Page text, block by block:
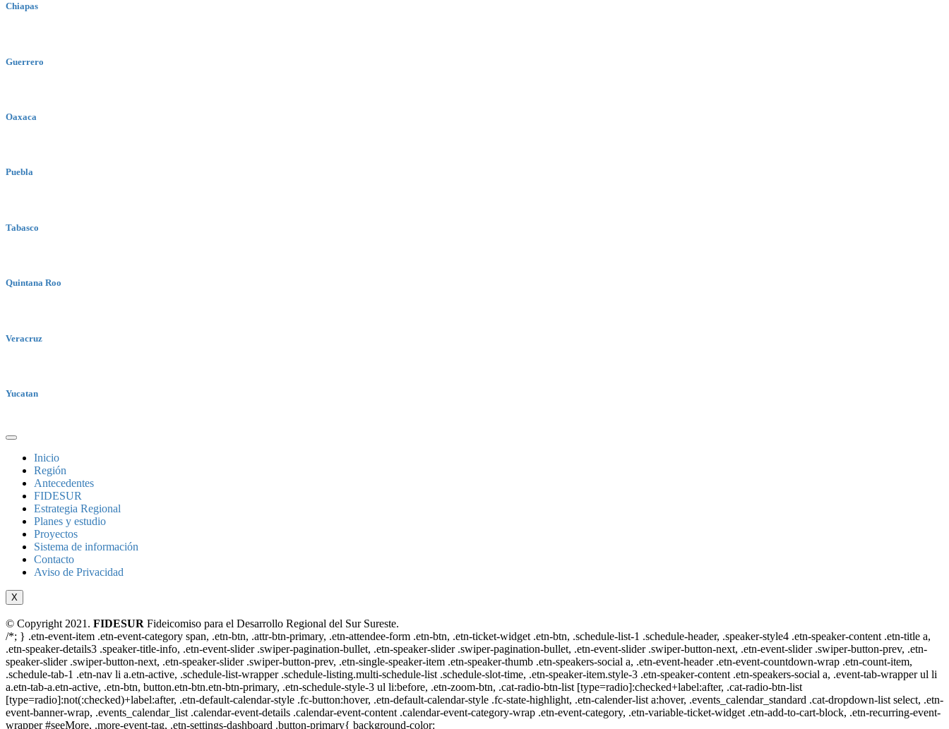
Chiapas
Guerrero
Oaxaca
Puebla
Tabasco
Quintana Roo
Veracruz
Yucatan
Inicio
Región
Antecedentes
FIDESUR
Estrategia Regional
Planes y estudio
Proyectos
Sistema de información
Contacto
Aviso de Privacidad
X
© Copyright 2021. FIDESUR Fideicomiso para el Desarrollo Regional del Sur Sureste.
/*; } .etn-event-item .etn-event-category span, .etn-btn, .attr-btn-primary, .etn-attendee-form .etn-btn, .etn-ticket-widget .etn-btn, .schedule-list-1 .schedule-header, .speaker-style4 .etn-speaker-content .etn-title a,
.etn-speaker-details3 .speaker-title-info, .etn-event-slider .swiper-pagination-bullet, .etn-speaker-slider .swiper-pagination-bullet, .etn-event-slider .swiper-button-next, .etn-event-slider .swiper-button-prev, .etn-
speaker-slider .swiper-button-next, .etn-speaker-slider .swiper-button-prev, .etn-single-speaker-item .etn-speaker-thumb .etn-speakers-social a, .etn-event-header .etn-event-countdown-wrap .etn-count-item,
.schedule-tab-1 .etn-nav li a.etn-active, .schedule-list-wrapper .schedule-listing.multi-schedule-list .schedule-slot-time, .etn-speaker-item.style-3 .etn-speaker-content .etn-speakers-social a, .event-tab-wrapper ul li
a.etn-tab-a.etn-active, .etn-btn, button.etn-btn.etn-btn-primary, .etn-schedule-style-3 ul li:before, .etn-zoom-btn, .cat-radio-btn-list [type=radio]:checked+label:after, .cat-radio-btn-list
[type=radio]:not(:checked)+label:after, .etn-default-calendar-style .fc-button:hover, .etn-default-calendar-style .fc-state-highlight, .etn-calender-list a:hover, .events_calendar_standard .cat-dropdown-list select, .etn-
event-banner-wrap, .events_calendar_list .calendar-event-details .calendar-event-content .calendar-event-category-wrap .etn-event-category, .etn-variable-ticket-widget .etn-add-to-cart-block, .etn-recurring-event-
wrapper #seeMore, .more-event-tag, .etn-settings-dashboard .button-primary{ background-color: